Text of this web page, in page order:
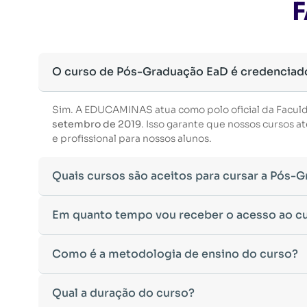
O curso de Pós-Graduação EaD é
Sim. A EDUCAMINAS atua como polo oficial da
setembro de 2019. Isso garante que nossos cursos
e profissional para nossos alunos.
Quais cursos são aceitos para cursar a Pós-
Para ingressar em um curso de pós-graduação, é
•Licenciatura– Formação voltada para o magistério
•Tecnólogo– Cursos de formação superior de
•Cursos de Formação de Oficiais
Caso tenha dúvidas sobre a validade do seu
Em quanto tempo vou receber o acesso ao
Após a conclusão da sua matrícula e a confirmação
Caso não receba o e-mail de acesso em até
Como é a metodologia de ensino do curso?
A metodologia daEDUCAMINAS
Qual a duração do curso?